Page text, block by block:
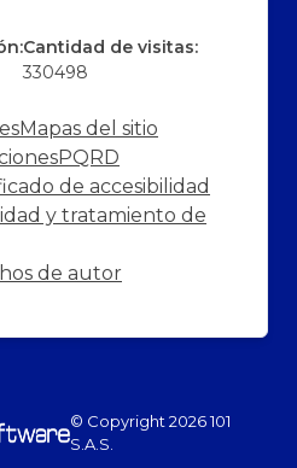
Cantidad de visitas:
330498
Mapas del sitio
PQRD
de accesibilidad
y tratamiento de
de autor
© Copyright2026101
S.A.S.